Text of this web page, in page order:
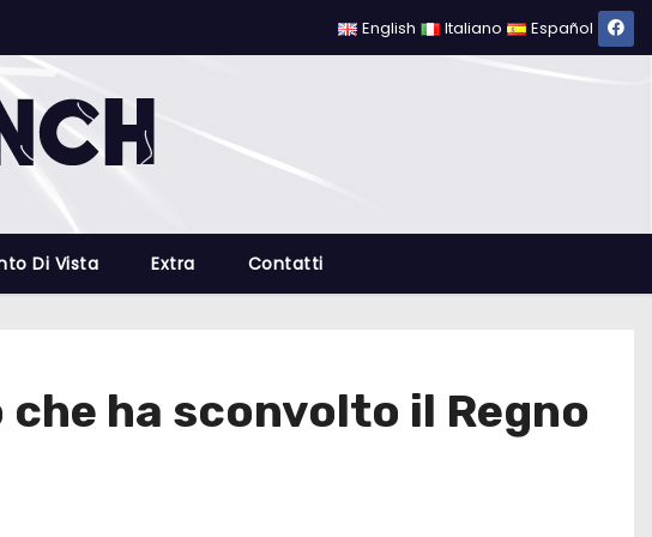
English Italiano Español
Di Vista Extra Contatti
ha sconvolto il Regno